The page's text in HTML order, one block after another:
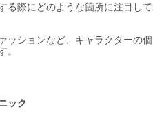
る際にどのような箇所に注目して
ッションなど、キャラクターの個
。
ック